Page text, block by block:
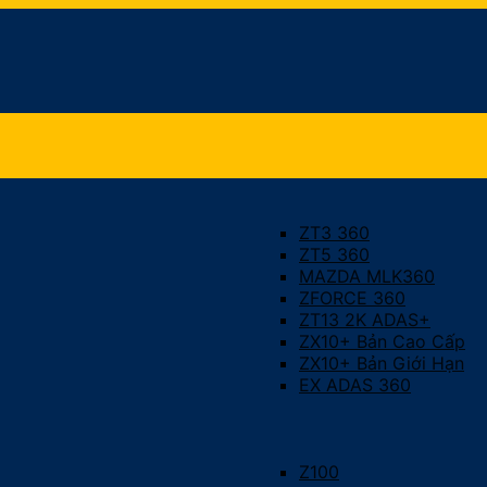
ZT3 360
ZT5 360
MAZDA MLK360
ZFORCE 360
ZT13 2K ADAS+
ZX10+ Bản Cao Cấp
ZX10+ Bản Giới Hạn
EX ADAS 360
Z100